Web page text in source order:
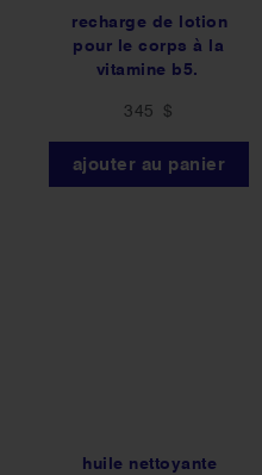
recharge de lotion
pour le corps à la
vitamine b5.
345 $
ajouter au panier
huile nettoyante